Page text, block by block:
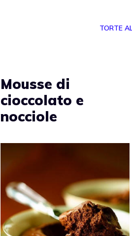
TORTE
Mousse di
cioccolato e
nocciole